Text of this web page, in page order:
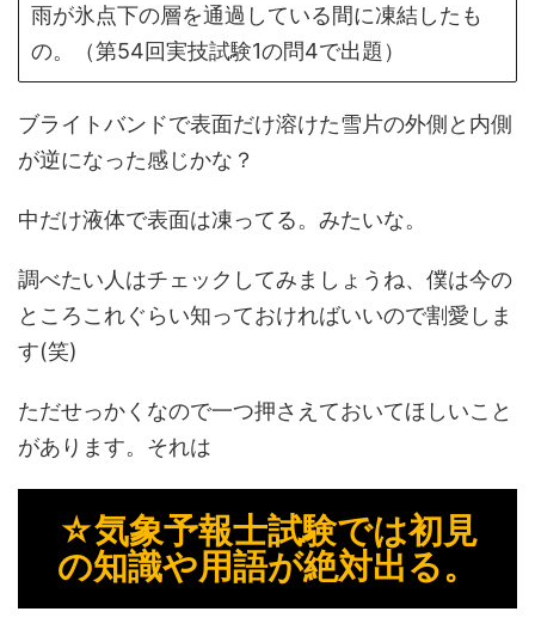
雨が氷点下の層を通過している間に凍結したも
の。（第54回実技試験1の問4で出題）
ブライトバンドで表面だけ溶けた雪片の外側と内側
が逆になった感じかな？
中だけ液体で表面は凍ってる。みたいな。
調べたい人はチェックしてみましょうね、僕は今の
ところこれぐらい知っておければいいので割愛しま
す(笑)
ただせっかくなので一つ押さえておいてほしいこと
があります。それは
☆気象予報士試験では初見
の知識や用語が絶対出る。